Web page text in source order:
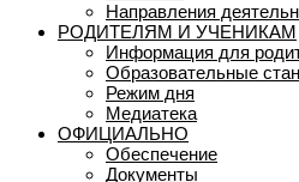
Направления
РОДИТЕЛЯМ И УЧЕНИКАМ
Информация для
Образовательные
Режим дня
Медиатека
ОФИЦИАЛЬНО
Обеспечение
Документы